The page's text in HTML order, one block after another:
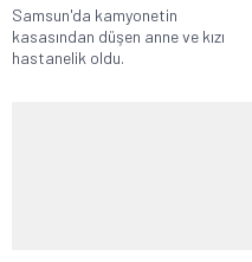
Samsun'da kamyonetin
kasasından düşen anne ve kızı
hastanelik oldu.